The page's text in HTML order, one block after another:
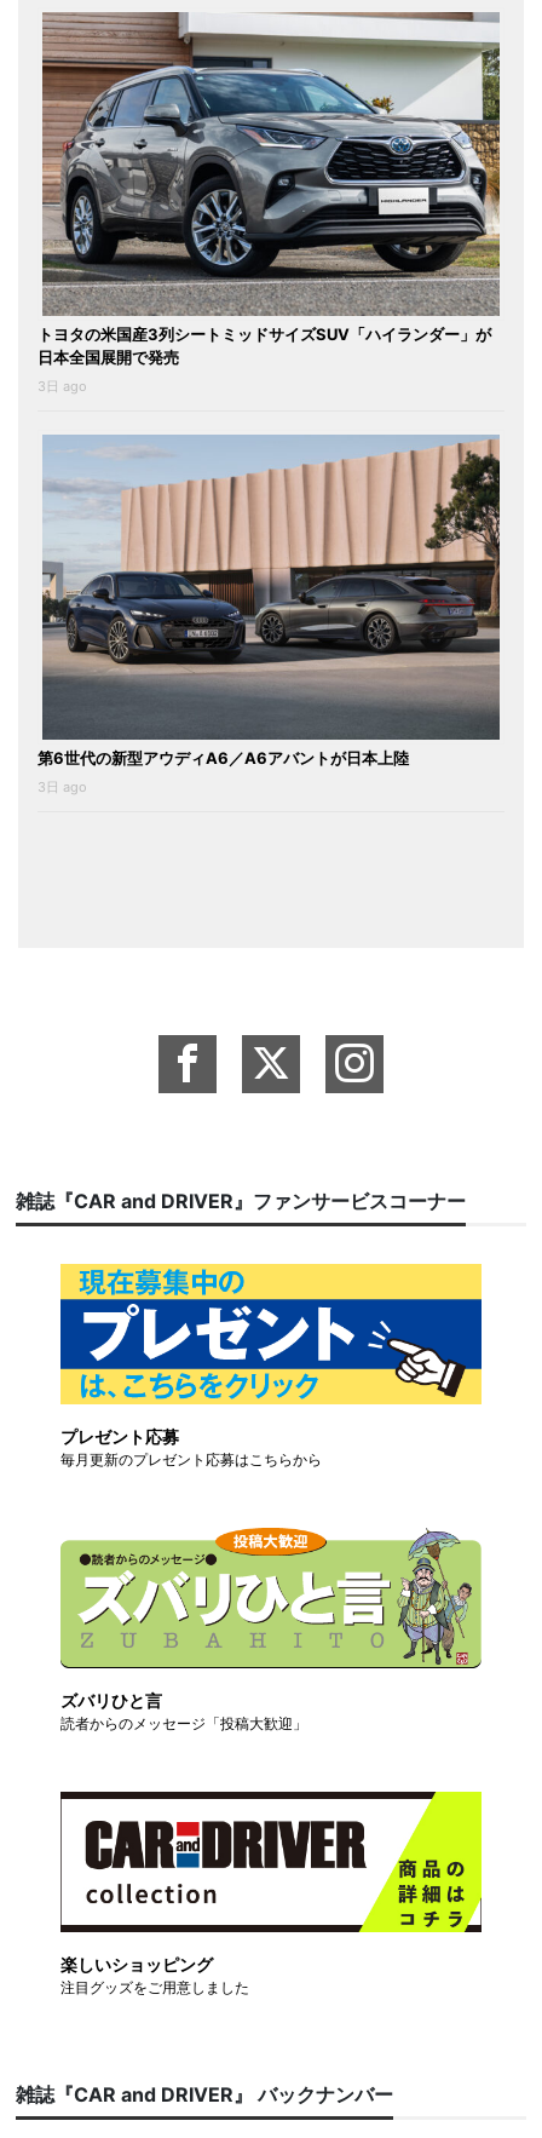
トヨタの米国産3列シートミッドサイズSUV「ハイランダー」が
日本全国展開で発売
3日 ago
第6世代の新型アウディA6／A6アバントが日本上陸
3日 ago
雑誌『CAR and DRIVER』ファンサービスコーナー
プレゼント応募
毎月更新のプレゼント応募はこちらから
ズバリひと言
読者からのメッセージ「投稿大歓迎」
楽しいショッピング
注目グッズをご用意しました
雑誌『CAR and DRIVER』 バックナンバー